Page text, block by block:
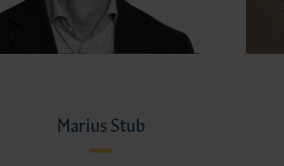
Marius Stub